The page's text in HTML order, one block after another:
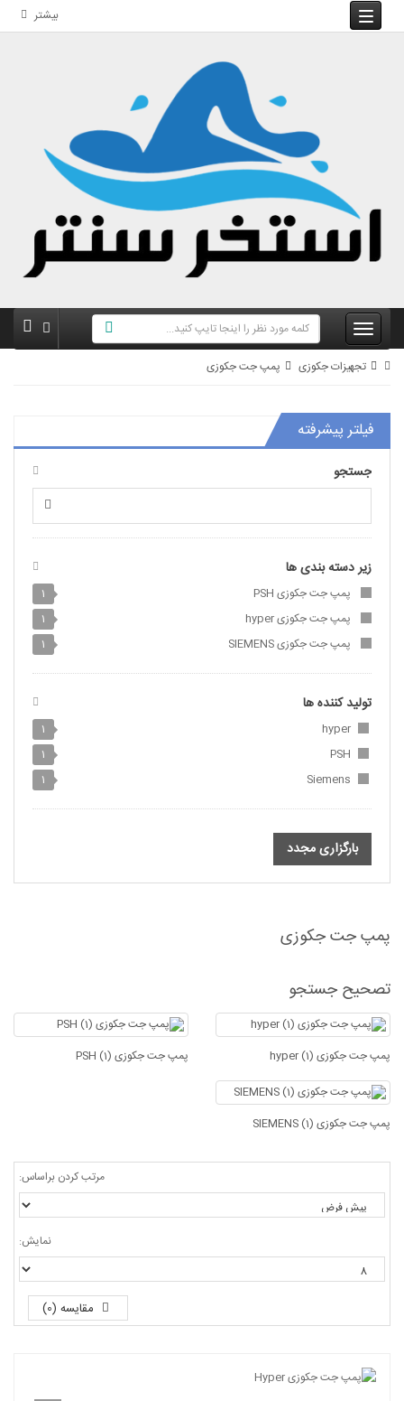
بیشتر
تجهیزات جکوزی پمپ جت جکوزی
فیلتر پیشرفته
جستجو
زیر دسته بندی ها
پمپ جت جکوزی PSH
1
پمپ جت جکوزی hyper
1
پمپ جت جکوزی SIEMENS
1
تولید کننده ها
hyper
1
PSH
1
Siemens
1
بارگزاری مجدد
پمپ جت جکوزی
تصحیح جستجو
پمپ جت جکوزی hyper (1) پمپ جت جکوزی PSH (1)
پمپ جت جکوزی SIEMENS (1)
مرتب کردن براساس:
نمایش:
مقایسه (0)